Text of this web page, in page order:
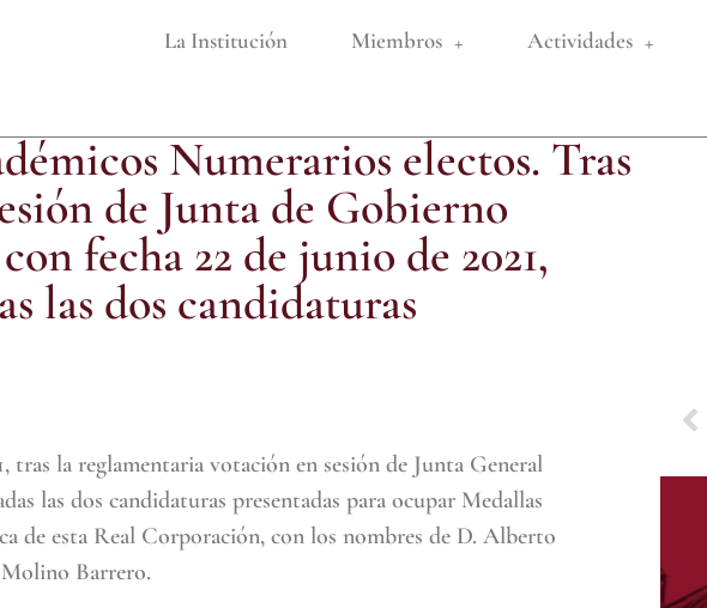
La Institución Miembros Actividades
Numerarios electos. Tras
de Junta de Gobierno
fecha 22 de junio de 2021,
las dos candidaturas
tras la reglamentaria votación en sesión de Junta General
las dos candidaturas presentadas para ocupar Medallas
de esta Real Corporación, con los nombres de D. Alberto
Barrero.